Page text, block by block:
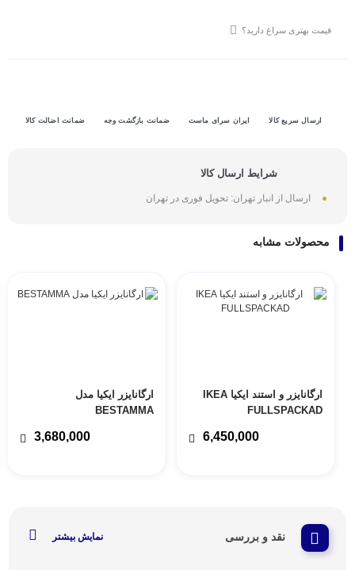
قیمت بهتری سراغ دارید؟
ارسال سریع کالا ایران سرای ماست ضمانت بازگشت وجه ضمانت اضالت کالا
شرایط ارسال کالا
ارسال از انبار تهران: تحویل فوری در تهران
محصولات مشابه
ارگانایزر و استند ایکیا IKEA
FULLSPACKAD
6,450,000
ارگانایزر ایکیا مدل
BESTAMMA
3,680,000
نقد و بررسی نمایش بیشتر